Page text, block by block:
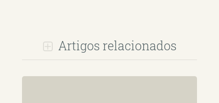
Artigos relacionados